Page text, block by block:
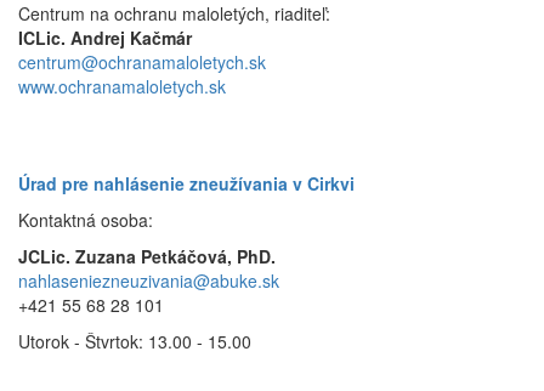
Centrum na ochranu maloletých, riaditeľ:
ICLic. Andrej Kačmár
centrum@ochranamaloletych.sk
www.ochranamaloletych.sk
Úrad pre nahlásenie zneužívania v Cirkvi
Kontaktná osoba:
JCLic. Zuzana Petkáčová, PhD.
nahlaseniezneuzivania@abuke.sk
+421 55 68 28 101
Utorok - Štvrtok: 13.00 - 15.00